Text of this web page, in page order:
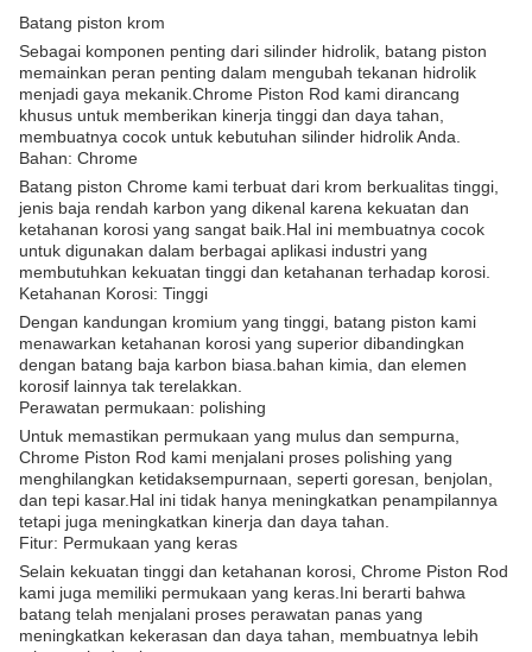
Batang piston krom
Sebagai komponen penting dari silinder hidrolik, batang piston
memainkan peran penting dalam mengubah tekanan hidrolik
menjadi gaya mekanik.Chrome Piston Rod kami dirancang
khusus untuk memberikan kinerja tinggi dan daya tahan,
membuatnya cocok untuk kebutuhan silinder hidrolik Anda.
Bahan: Chrome
Batang piston Chrome kami terbuat dari krom berkualitas tinggi,
jenis baja rendah karbon yang dikenal karena kekuatan dan
ketahanan korosi yang sangat baik.Hal ini membuatnya cocok
untuk digunakan dalam berbagai aplikasi industri yang
membutuhkan kekuatan tinggi dan ketahanan terhadap korosi.
Ketahanan Korosi: Tinggi
Dengan kandungan kromium yang tinggi, batang piston kami
menawarkan ketahanan korosi yang superior dibandingkan
dengan batang baja karbon biasa.bahan kimia, dan elemen
korosif lainnya tak terelakkan.
Perawatan permukaan: polishing
Untuk memastikan permukaan yang mulus dan sempurna,
Chrome Piston Rod kami menjalani proses polishing yang
menghilangkan ketidaksempurnaan, seperti goresan, benjolan,
dan tepi kasar.Hal ini tidak hanya meningkatkan penampilannya
tetapi juga meningkatkan kinerja dan daya tahan.
Fitur: Permukaan yang keras
Selain kekuatan tinggi dan ketahanan korosi, Chrome Piston Rod
kami juga memiliki permukaan yang keras.Ini berarti bahwa
batang telah menjalani proses perawatan panas yang
meningkatkan kekerasan dan daya tahan, membuatnya lebih